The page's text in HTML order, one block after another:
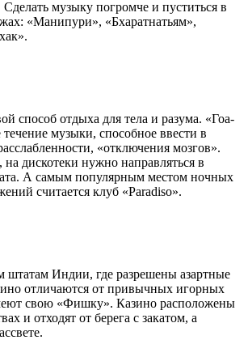
музыку погромче и пуститься в
«Манипури», «Бхаратнатьям»,
способ отдыха для тела и разума. «Гоа-
течение музыки, способное ввести в
«отключения мозгов».
дискотеки нужно направляться в
А самым популярным местом ночных
считается клуб «Paradiso».
штатам Индии, где разрешены азартные
отличаются от привычных игорных
свою «Фишку». Казино расположены
и отходят от берега с закатом, а